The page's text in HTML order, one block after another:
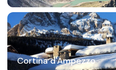
Cortina d'Ampezzo